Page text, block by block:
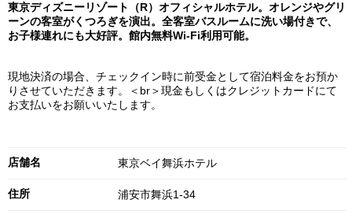
東京ディズニーリゾート（R）オフィシャルホテル。オレンジやグリ
ーンの客室がくつろぎを演出。全客室バスルームに洗い場付きで、
お子様連れにも大好評。館内無料Wi-Fi利用可能。
現地決済の場合、チェックイン時に前受金として宿泊料金をお預か
りさせていただきます。＜br＞現金もしくはクレジットカードにて
お支払いをお願いいたします。
店舗名 東京ベイ舞浜ホテル
住所 浦安市舞浜1-34